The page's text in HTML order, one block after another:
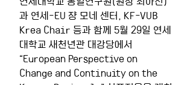
과 연세-EU 쟝 모네 센터, KF-VUB
Krea Chair 등과 함께 5월 29일 연세
대학교 새천년관 대강당에서
“European Perspective on
Change and Continuity on the